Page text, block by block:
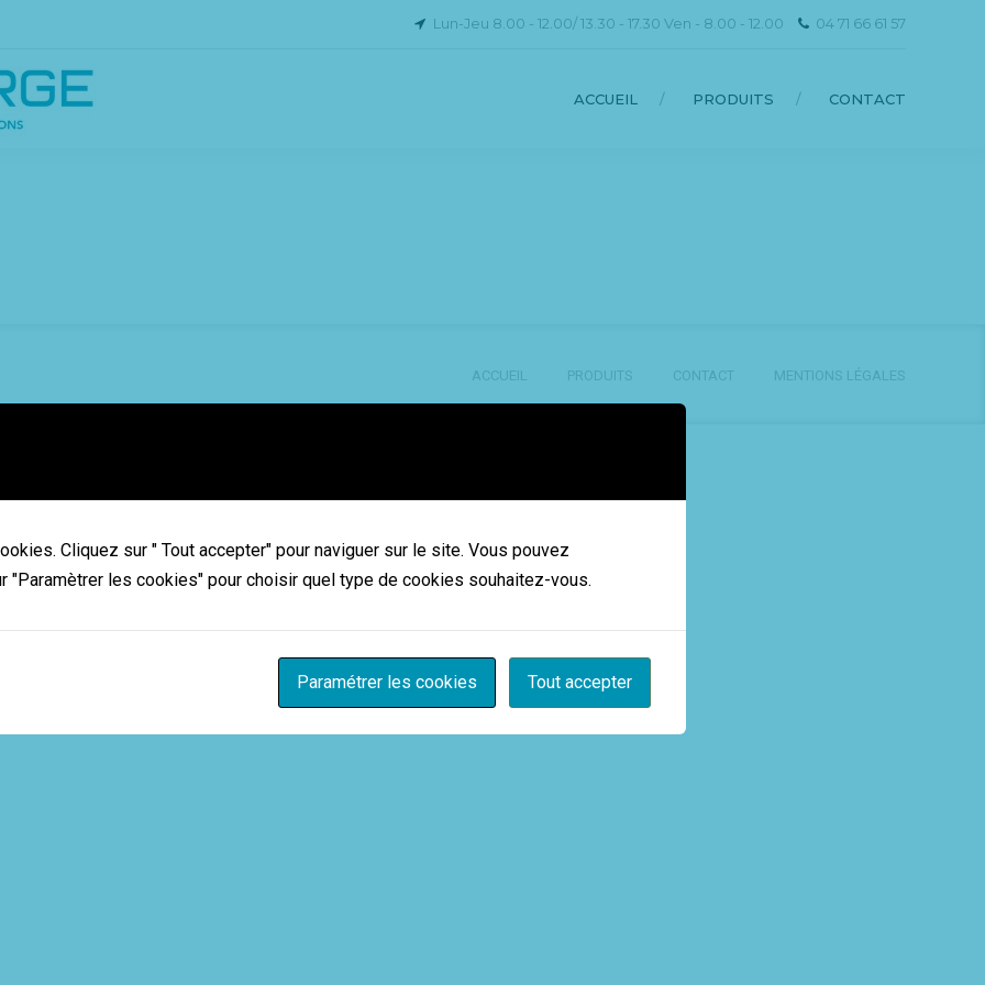
Lun-Jeu 8.00 - 12.00/ 13.30 - 17.30 Ven - 8.00 - 12.00 04 71 66 61 57
ACCUEIL PRODUITS CONTACT
ACCUEIL PRODUITS CONTACT MENTIONS LÉGALES
Cliquez sur " Tout accepter" pour naviguer sur le site. Vous pouvez
"Paramètrer les cookies" pour choisir quel type de cookies souhaitez-vous.
Paramétrer les cookies Tout accepter